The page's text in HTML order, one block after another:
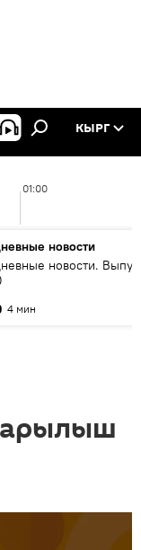
КЫРГ
01:00
новости
новости.
4 мин